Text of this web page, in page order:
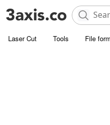
Laser Cut Tools File